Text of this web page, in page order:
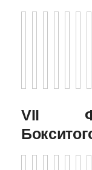
VII